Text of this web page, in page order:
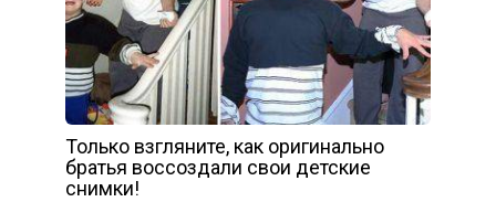
Только взгляните, как оригинально
братья воссоздали свои детские
снимки!